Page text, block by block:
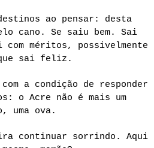
ao pensar: desta
cano. Se saiu bem. Sai
méritos, possivelmente
que sai feliz.
a condição de responder
o Acre não é mais um
uma ova.
continuar sorrindo. Aqui